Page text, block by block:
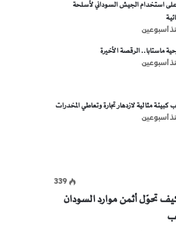
على استخدام الجيش السوداني لأسلحة
أسبوعين
ماستابا.. الرقصة الأخيرة
أسبوعين
كبيئة مثالية لازدهار تجارة وتعاطي المخدرات
أسبوعين
339
تحوّل أثمن موارد السودان